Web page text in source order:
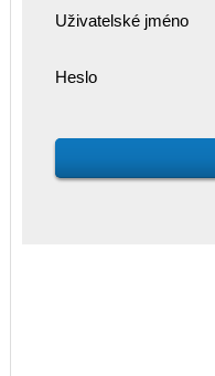
Uživatelské jméno
Heslo